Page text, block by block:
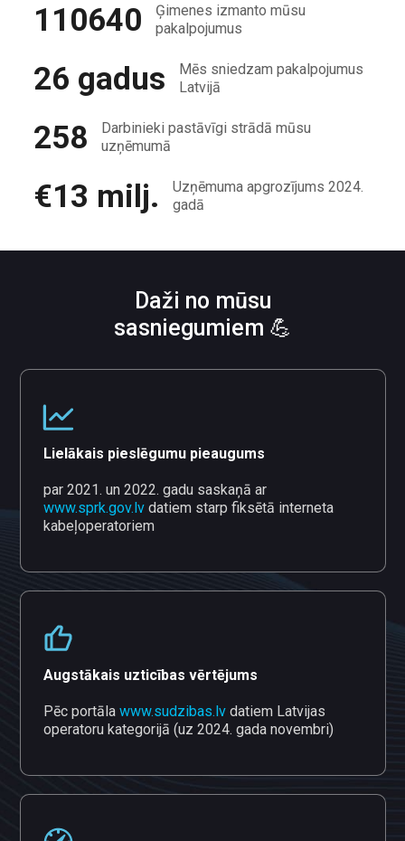
110640
Ģimenes izmanto mūsu
pakalpojumus
26 gadus
Mēs sniedzam pakalpojumus
Latvijā
258
Darbinieki pastāvīgi strādā mūsu
uzņēmumā
€13 milj.
Uzņēmuma apgrozījums 2024.
gadā
Daži no mūsu
sasniegumiem 💪
Lielākais pieslēgumu pieaugums
par 2021. un 2022. gadu saskaņā ar
www.sprk.gov.lvdatiem starp fiksētā interneta
kabeļoperatoriem
Augstākais uzticības vērtējums
Pēc portāla www.sudzibas.lvdatiem Latvijas
operatoru kategorijā (uz 2024. gada novembri)